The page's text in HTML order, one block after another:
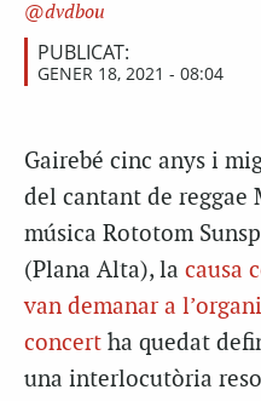
dvdbou
PUBLICAT:
GENER 18, 2021 - 08:04
Gairebé cinc anys i
del cantant de reggae
música Rototom
(Plana Alta), la causa
van demanar a
concert ha quedat
una interlocutòria